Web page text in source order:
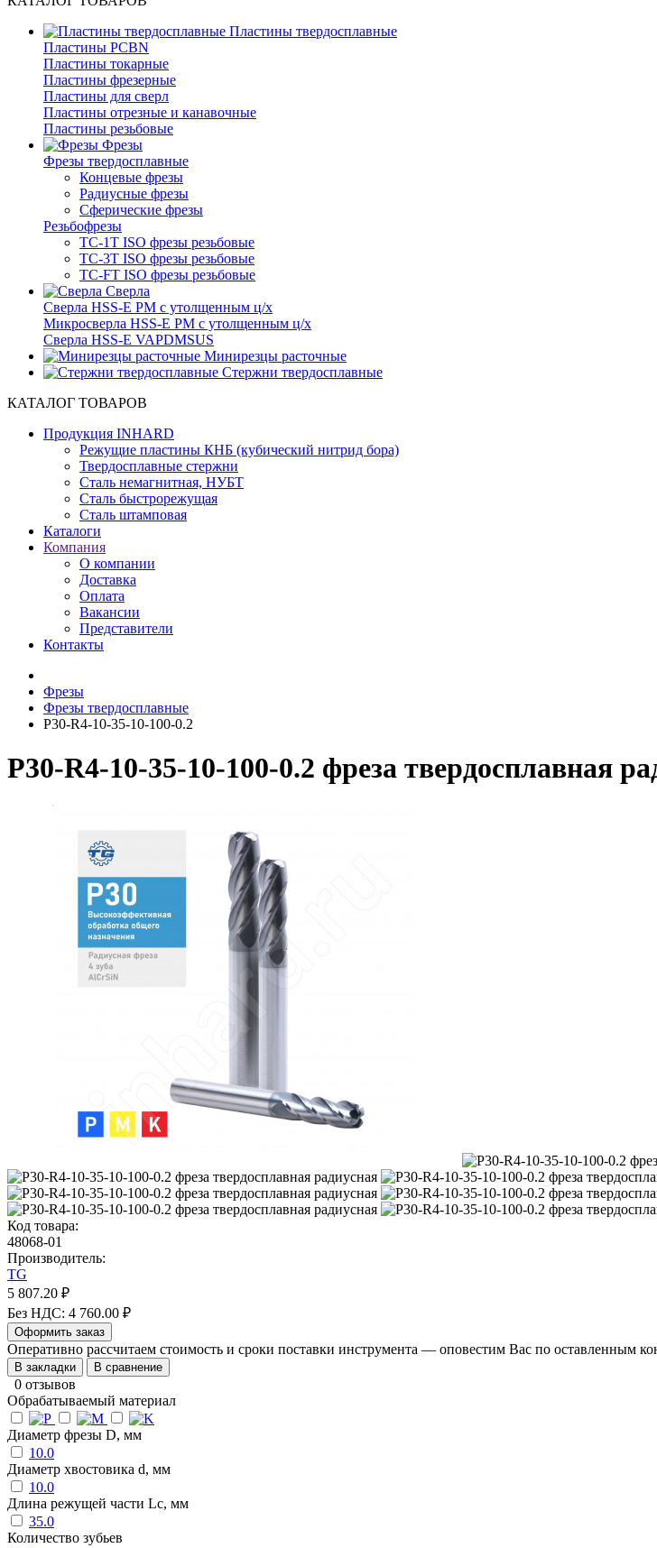
Пластины твердосплавные
Пластины PCBN
Пластины токарные
Пластины фрезерные
Пластины для сверл
Пластины отрезные и канавочные
Пластины резьбовые
Фрезы
Фрезы твердосплавные
Концевые фрезы
Радиусные фрезы
Сферические фрезы
Резьбофрезы
TC-1T ISO фрезы резьбовые
TC-3T ISO фрезы резьбовые
TC-FT ISO фрезы резьбовые
Сверла
Cверла HSS-E PM c утолщенным ц/х
Микросверла HSS-E PM c утолщенным ц/х
Сверла HSS-E VAPDMSUS
Минирезцы расточные
Cтержни твердосплавные
КАТАЛОГ ТОВАРОВ
Продукция INHARD
Режущие пластины КНБ (кубический нитрид бора)
Твердосплавные стержни
Сталь немагнитная, НУБТ
Сталь быстрорежущая
Сталь штамповая
Каталоги
Компания
О компании
Доставка
Оплата
Вакансии
Представители
Контакты
Фрезы
Фрезы твердосплавные
P30-R4-10-35-10-100-0.2
P30-R4-10-35-10-100-0.2 фреза твердосплавная
Код товара:
48068-01
Производитель:
TG
5 807.20 ₽
Без НДС: 4 760.00 ₽
Оформить заказ
Оперативно рассчитаем стоимость и сроки поставки инструмента — оповестим Вас по оставленным
В закладки В сравнение
0 отзывов
Обрабатываемый материал
Диаметр фрезы D, мм
10.0
Диаметр хвостовика d, мм
10.0
Длина режущей части Lc, мм
35.0
Количество зубьев